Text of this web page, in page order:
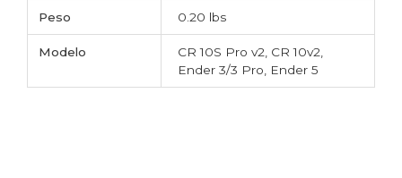
Peso 0.20 lbs
Modelo
CR 10S Pro v2, CR 10v2,
Ender 3/3 Pro, Ender 5